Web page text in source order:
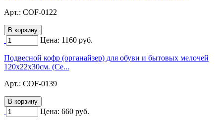
Арт.: COF-0122
Цена: 1160 руб.
Подвесной кофр (органайзер) для обуви и бытовых мелочей
120х22х30см. (Се...
Арт.: COF-0139
Цена: 660 руб.